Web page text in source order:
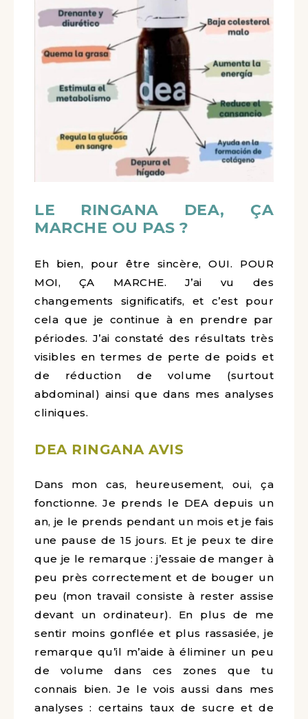
LE RINGANA DEA, ÇA
MARCHE OU PAS ?
Eh bien, pour être sincère, OUI. POUR
MOI, ÇA MARCHE. J’ai vu des
changements significatifs, et c’est pour
cela que je continue à en prendre par
périodes. J’ai constaté des résultats très
visibles en termes de perte de poids et
de réduction de volume (surtout
abdominal) ainsi que dans mes analyses
cliniques.
DEA RINGANA AVIS
Dans mon cas, heureusement, oui, ça
fonctionne. Je prends le DEA depuis un
an, je le prends pendant un mois et je fais
une pause de 15 jours. Et je peux te dire
que je le remarque : j’essaie de manger à
peu près correctement et de bouger un
peu (mon travail consiste à rester assise
devant un ordinateur). En plus de me
sentir moins gonflée et plus rassasiée, je
remarque qu’il m’aide à éliminer un peu
de volume dans ces zones que tu
connais bien. Je le vois aussi dans mes
analyses : certains taux de sucre et de